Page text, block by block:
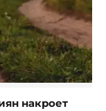
накроет